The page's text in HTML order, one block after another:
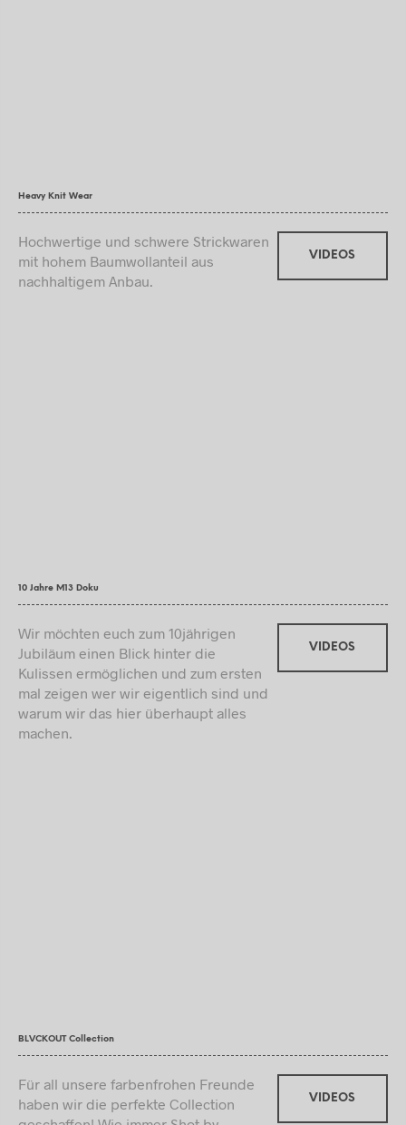
Heavy Knit Wear
Hochwertige und schwere Strickwaren
mit hohem Baumwollanteil aus
nachhaltigem Anbau.
VIDEOS
10 Jahre M13 Doku
Wir möchten euch zum 10jährigen
Jubiläum einen Blick hinter die
Kulissen ermöglichen und zum ersten
mal zeigen wer wir eigentlich sind und
warum wir das hier überhaupt alles
machen.
VIDEOS
BLVCKOUT Collection
Für all unsere farbenfrohen Freunde
haben wir die perfekte Collection
VIDEOS